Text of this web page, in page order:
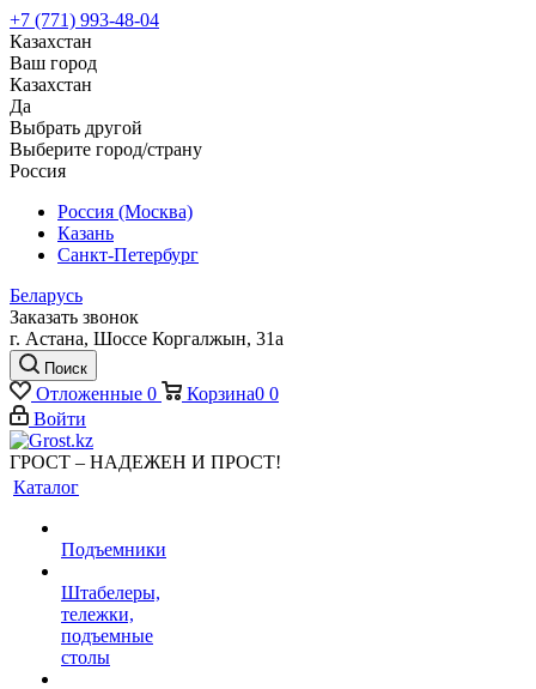
+7 (771) 993-48-04
Казахстан
Ваш город
Казахстан
Да
Выбрать другой
Выберите город/страну
Россия
Россия (Москва)
Казань
Санкт-Петербург
Беларусь
Заказать звонок
г. Астана, Шоссе Коргалжын, 31а
Поиск
Отложенные 0 Корзина0 0
Войти
ГРОСТ – НАДЕЖЕН И ПРОСТ!
Каталог
Подъемники
Штабелеры,
тележки,
подъемные
столы